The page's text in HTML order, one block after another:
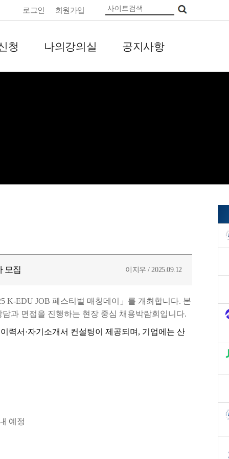
로그인 회원가입
청 나의강의실 공지사항
모집 이지우 / 2025.09.12
K-EDU JOB 페스티벌 매칭데이」를 개최합니다. 본
과 면접을 진행하는 현장 중심 채용박람회입니다.
력서·자기소개서 컨설팅이 제공되며, 기업에는 산
예정